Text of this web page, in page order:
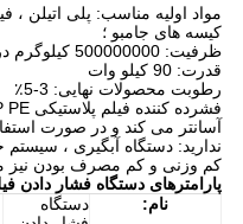
کیسه های جامبو ؛
ظرفیت: 500000000 کیلوگرم در ساعت ؛
قدرت: 90 کیلو وات
رطوبت محصولات نهایی: 3-5٪
آسانتر می کند و در صورت
ندارید: دستگاه آبگیری ،
کم وزنی و کم مصرف بودن
پارامترهای دستگاه فشار دادن
نام:
دستگاه